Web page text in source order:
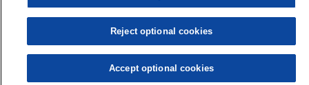
Reject optional cookies
Accept optional cookies